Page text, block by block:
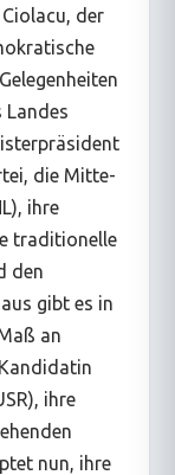
der
Landes
die Mitte-
ihre
traditionelle
den
gibt es in
an
ihre
nun, ihre